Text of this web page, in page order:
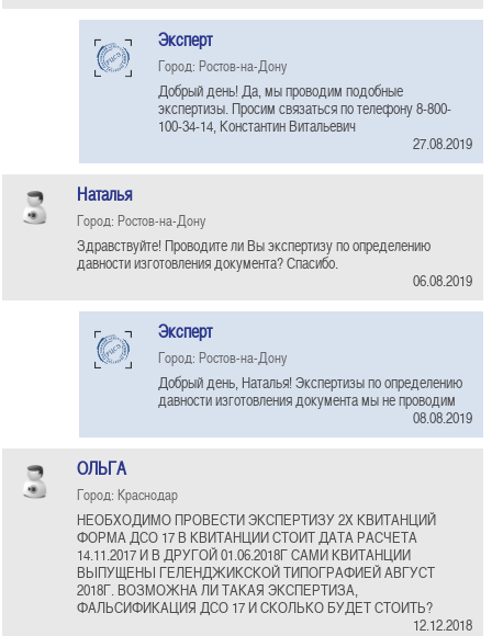
Эксперт
Город: Ростов-на-Дону
Добрый день! Да, мы проводим подобные
экспертизы. Просим связаться по телефону 8-800-
100-34-14, Константин Витальевич
27.08.2019
Наталья
Город: Ростов-на-Дону
Здравствуйте! Проводите ли Вы экспертизу по определению
давности изготовления документа? Спасибо.
06.08.2019
Эксперт
Город: Ростов-на-Дону
Добрый день, Наталья! Экспертизы по определению
давности изготовления документа мы не проводим
08.08.2019
ОЛЬГА
Город: Краснодар
НЕОБХОДИМО ПРОВЕСТИ ЭКСПЕРТИЗУ 2Х КВИТАНЦИЙ
ФОРМА ДСО 17 В КВИТАНЦИИ СТОИТ ДАТА РАСЧЕТА
14.11.2017 И В ДРУГОЙ 01.06.2018Г САМИ КВИТАНЦИИ
ВЫПУЩЕНЫ ГЕЛЕНДЖИКСКОЙ ТИПОГРАФИЕЙ АВГУСТ
2018Г. ВОЗМОЖНА ЛИ ТАКАЯ ЭКСПЕРТИЗА,
ФАЛЬСИФИКАЦИЯ ДСО 17 И СКОЛЬКО БУДЕТ СТОИТЬ?
12.12.2018